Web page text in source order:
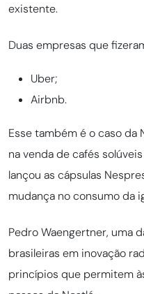
existente.
Duas empresas que
Uber;
Airbnb.
Esse também é o caso da
na venda de cafés
lançou as cápsulas
mudança no consumo da
Pedro Waengertner, uma
brasileiras em inovação
princípios que permitem